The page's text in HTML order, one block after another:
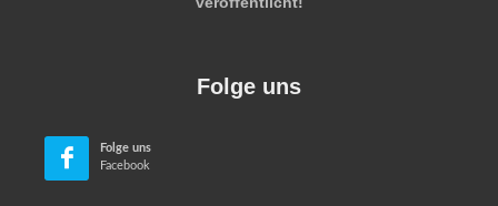
Folge uns
Folge uns
Facebook